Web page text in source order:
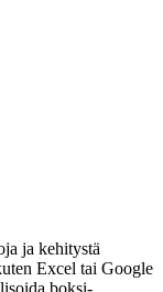
ja kehitystä
Excel tai Google
boksi-